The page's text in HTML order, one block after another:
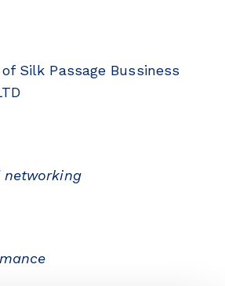
Silk Passage Bussiness
networking